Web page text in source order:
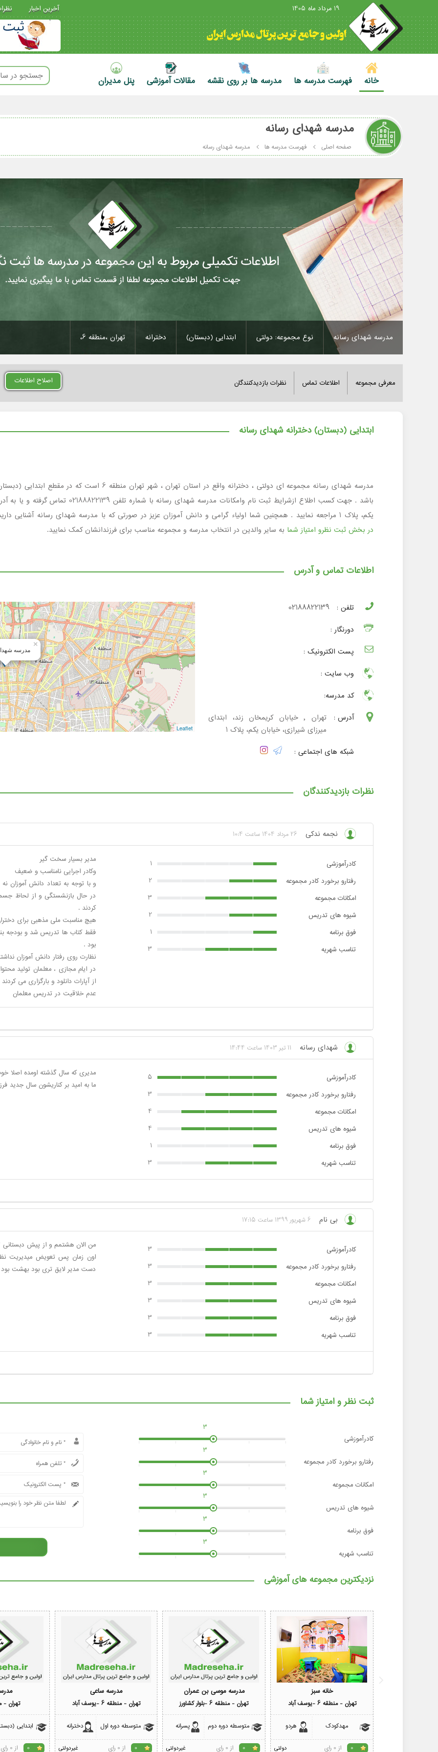
19 مرداد ماه 1405 آخرین اخبار
خانه فهرست مدرسه ها مدرسه ها بر روی نقشه مقالات آموزشی پنل مدیران
مدرسه شهدای رسانه
صفحه اصلی فهرست مدرسه ها مدرسه شهدای رسانه
مدرسه شهدای رسانه نوع مجموعه: دولتی ابتدایی (دبستان) دخترانه تهران ،منطقه 6،
معرفی مجموعه اطلاعات تماس نظرات بازدیدکنندگان اصلاح اطلاعات
ابتدایی (دبستان) دخترانه شهدای رسانه
مدرسه شهدای رسانه مجموعه ای دولتی ، دخترانه واقع در استان
باشد . جهت کسب اطلاع ازشرایط ثبت نام
یکم، پلاک 1 مراجعه نمایید . همچنین شما اولیاء گرامی و دانش آموزان عزیز در صورتی که با مدرسه شهدای رسانه آشنایی دارید با به اشتراک گذاشتن نظرات خود و امتیازدهی به آن
در بخش ثبت نظرو امتیاز شما به سایر والدین در انتخاب مدرسه و مجموعه مناسب برای فرزندانشان کمک نمایید.
اطلاعات تماس و آدرس
تلفن :
02188822139
دورنگار :
پست الکترونیک :
وب سایت :
کد مدرسه:
آدرس :
تهران , خیابان کریمخان زند، ابتدای
میرزای شیرازی، خیابان یکم، پلاک 1
شبکه های اجتماعی :
مدرسه
×
Leaflet
نظرات بازدیدکنندگان
نجمه ندکی 26 مرداد 1404 ساعت 10:4
کادرآموزشی 1
رفتارو برخورد کادر مجموعه 2
امکانات مجموعه 3
شیوه های تدریس 2
فوق برنامه 1
تناسب شهریه 3
مدیر بسیار سخت گیر
وکادر اجرایی نامناسب و ضعیف
و با توجه به تعداد دانش آموزان
در حال بازنشستگی و از لحاظ
کردند .
هیچ مناسبت ملی مذهبی برای
فقط کتاب ها تدریس شد و بودجه
بود .
نظارت روی رفتار دانش آموزان
در ایام مجازی ، معلمان تولید
از آپارات دانلود و بارگزاری می
عدم خلاقیت در تدریس معلمان
شهدای رسانه 11 تیر 1403 ساعت 14:44
کادرآموزشی 5
رفتارو برخورد کادر مجموعه 3
امکانات مجموعه 4
شیوه های تدریس 4
فوق برنامه 1
تناسب شهریه 3
مدیری که سال گذشته اومده اصلا
ما به امید بر کناریشون سال جدید
بی نام 6 شهریور 1399 ساعت 17:15
کادرآموزشی 3
رفتارو برخورد کادر مجموعه 3
امکانات مجموعه 3
شیوه های تدریس 3
فوق برنامه 3
تناسب شهریه 3
من الان هشتمم و از پیش
اون زمان پس تعویض میدیریت
دست مدیر لایق تری بود بهشت بود
ثبت نظر و امتیاز شما
کادرآموزشی
3
رفتارو برخورد کادر مجموعه
3
امکانات مجموعه
3
شیوه های تدریس
3
فوق برنامه
3
تناسب شهریه
3
نزدیکترین مجموعه های آموزشی
خانه سبز
تهران - منطقه 6 -یوسف آباد
مهدکودک هردو
دولتی 0 از 0 رای
مدرسه موسی بن عمران
تهران - منطقه 6 -بلوار کشاورز
متوسطه دوره دوم پسرانه
غیردولتی 0 از 0 رای
مدرسه ساعی
تهران - منطقه 6 -یوسف آباد
متوسطه دوره اول دخترانه
غیردولتی 0 از 0 رای
تهران -
ابتدایی
0 از 0 رای